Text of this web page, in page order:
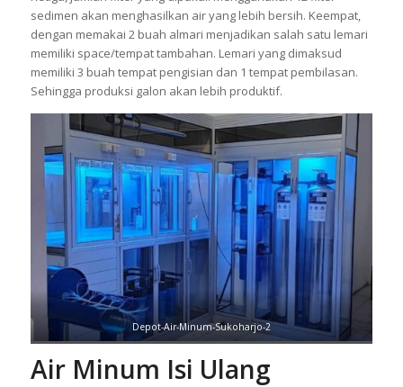
sedimen akan menghasilkan air yang lebih bersih. Keempat,
dengan memakai 2 buah almari menjadikan salah satu lemari
memiliki space/tempat tambahan. Lemari yang dimaksud
memiliki 3 buah tempat pengisian dan 1 tempat pembilasan.
Sehingga produksi galon akan lebih produktif.
Depot-Air-Minum-Sukoharjo-2
Air Minum Isi Ulang